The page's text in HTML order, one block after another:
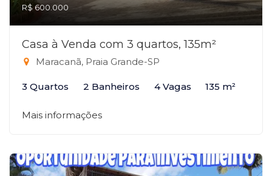
R$ 600.000
Casa à Venda com 3 quartos, 135m²
Maracanã, Praia Grande-SP
3 Quartos 2 Banheiros 4 Vagas 135 m²
Mais informações